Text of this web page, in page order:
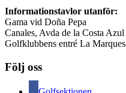
Informationstavlor utanför:
Gama vid Doña Pepa
Canales, Avda de la Costa Azul
Golfklubbens entré La
Följ oss